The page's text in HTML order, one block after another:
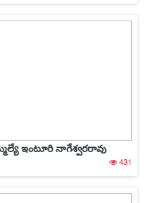
ఇంటూరి నాగేశ్వరరావు
431